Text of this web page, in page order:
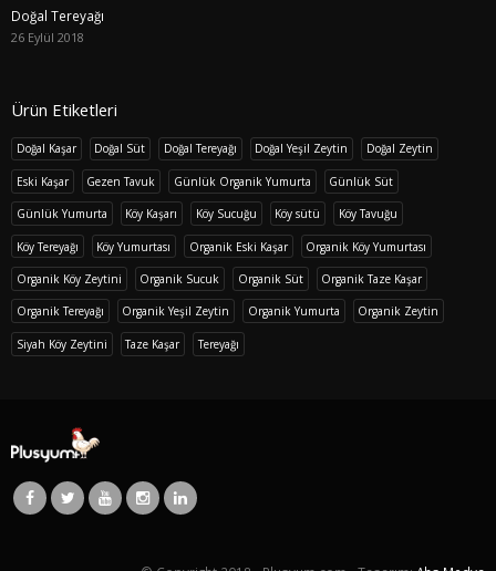
Doğal Tereyağı
26 Eylül 2018
Ürün Etiketleri
Doğal Kaşar Doğal Süt Doğal Tereyağı Doğal Yeşil Zeytin Doğal Zeytin
Eski Kaşar Gezen Tavuk Günlük Organik Yumurta Günlük Süt
Günlük Yumurta Köy Kaşarı Köy Sucuğu Köy sütü Köy Tavuğu
Köy Tereyağı Köy Yumurtası Organik Eski Kaşar Organik Köy Yumurtası
Organik Köy Zeytini Organik Sucuk Organik Süt Organik Taze Kaşar
Organik Tereyağı Organik Yeşil Zeytin Organik Yumurta Organik Zeytin
Siyah Köy Zeytini Taze Kaşar Tereyağı